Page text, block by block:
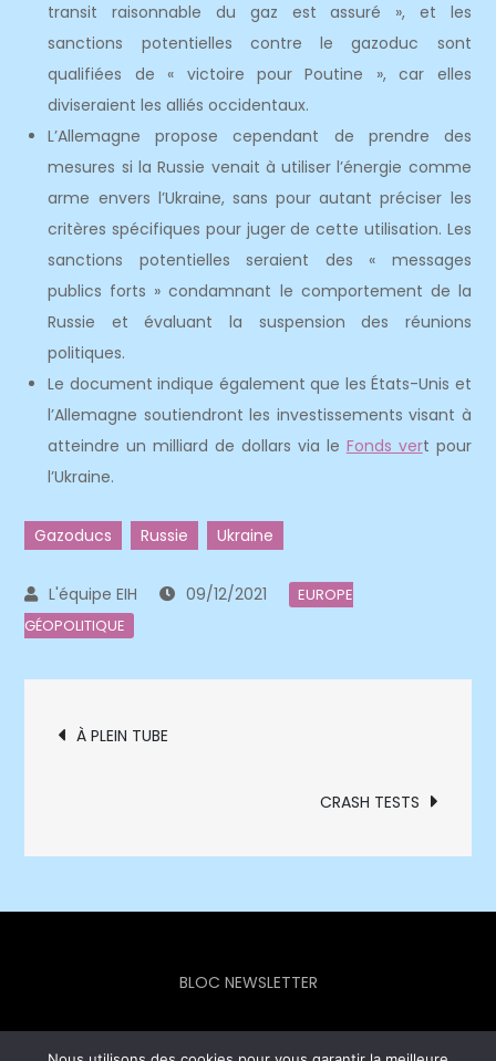
transit raisonnable du gaz est assuré », et les
sanctions potentielles contre le gazoduc sont
qualifiées de « victoire pour Poutine », car elles
diviseraient les alliés occidentaux.
L’Allemagne propose cependant de prendre des
mesures si la Russie venait à utiliser l’énergie comme
arme envers l’Ukraine, sans pour autant préciser les
critères spécifiques pour juger de cette utilisation. Les
sanctions potentielles seraient des « messages
publics forts » condamnant le comportement de la
Russie et évaluant la suspension des réunions
politiques.
Le document indique également que les États-Unis et
l’Allemagne soutiendront les investissements visant à
atteindre un milliard de dollars via le Fonds vert pour
l’Ukraine.
Gazoducs Russie Ukraine
09/12/2021
EUROPE
GÉOPOLITIQUE
Navigation
l’article
À PLEIN TUBE
CRASH TESTS
BLOC NEWSLETTER